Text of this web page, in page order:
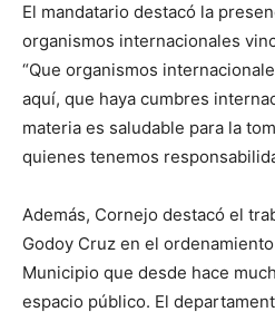
El mandatario destacó la
organismos internacionales
“Que organismos
aquí, que haya cumbres
materia es saludable para la
quienes tenemos
Además, Cornejo destacó el
Godoy Cruz en el
Municipio que desde hace
espacio público. El